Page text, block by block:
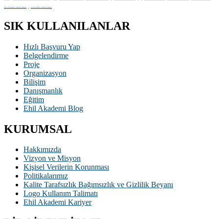
Şanlıurfa Mesleki Yeterlilik Belgesi Şırnak Mesleki Yeterlilik Belgesi
SIK KULLANILANLAR
Hızlı Başvuru Yap
Belgelendirme
Proje
Organizasyon
Bilişim
Danışmanlık
Eğitim
Ehil Akademi Blog
KURUMSAL
Hakkımızda
Vizyon ve Misyon
Kişisel Verilerin Korunması
Politikalarımız
Kalite Tarafsızlık Bağımsızlık ve Gizlilik Beyanı
Logo Kullanım Talimatı
Ehil Akademi Kariyer